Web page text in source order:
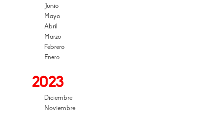
Junio
Mayo
Abril
Marzo
Febrero
Enero
2023
Diciembre
Noviembre